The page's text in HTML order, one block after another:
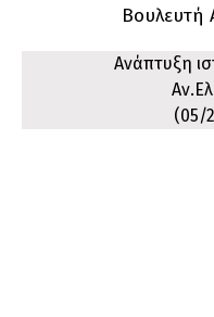
Βουλευτή
Ανάπτυξη
(05/